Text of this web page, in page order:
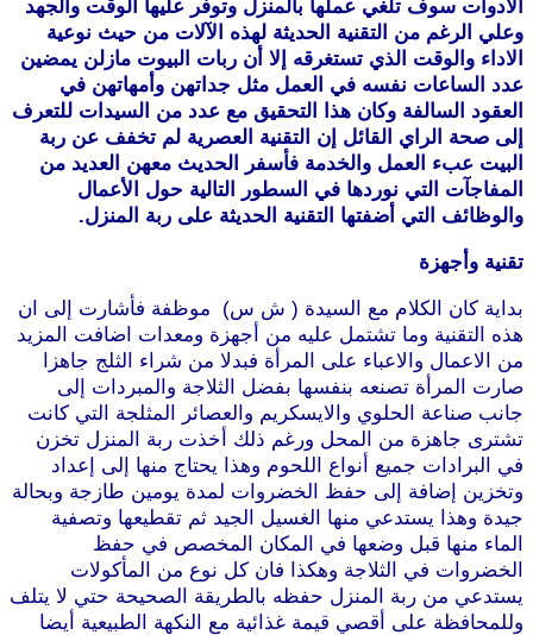
الادوات سوف تلغي عملها بالمنزل وتوفر عليها الوقت والجهد
وعلي الرغم من التقنية الحديثة لهذه الآلات من حيث نوعية
الاداء والوقت الذي تستغرقه إلا أن ربات البيوت مازلن يمضين
عدد الساعات نفسه في العمل مثل جداتهن وأمهاتهن في
العقود السالفة وكان هذا التحقيق مع عدد من السيدات للتعرف
إلى صحة الراي القائل إن التقنية العصرية لم تخفف عن ربة
البيت عبء العمل والخدمة فأسفر الحديث معهن العديد من
المفاجآت التي نوردها في السطور التالية حول الأعمال
والوظائف التي أضفتها التقنية الحديثة على ربة المنزل.
تقنية وأجهزة
بداية كان الكلام مع السيدة ( ش س) موظفة فأشارت إلى ان
هذه التقنية وما تشتمل عليه من أجهزة ومعدات اضافت المزيد
من الاعمال والاعباء على المرأة فبدلا من شراء الثلج جاهزا
صارت المرأة تصنعه بنفسها بفضل الثلاجة والمبردات إلى
جانب صناعة الحلوي والايسكريم والعصائر المثلجة التي كانت
تشترى جاهزة من المحل ورغم ذلك أخذت ربة المنزل تخزن
في البرادات جميع أنواع اللحوم وهذا يحتاج منها إلى إعداد
وتخزين إضافة إلى حفظ الخضروات لمدة يومين طازجة وبحالة
جيدة وهذا يستدعي منها الغسيل الجيد ثم تقطيعها وتصفية
الماء منها قبل وضعها في المكان المخصص في حفظ
الخضروات في الثلاجة وهكذا فان كل نوع من المأكولات
يستدعي من ربة المنزل حفظه بالطريقة الصحيحة حتي لا يتلف
وللمحافظة على أقصي قيمة غذائية مع النكهة الطبيعية أيضا